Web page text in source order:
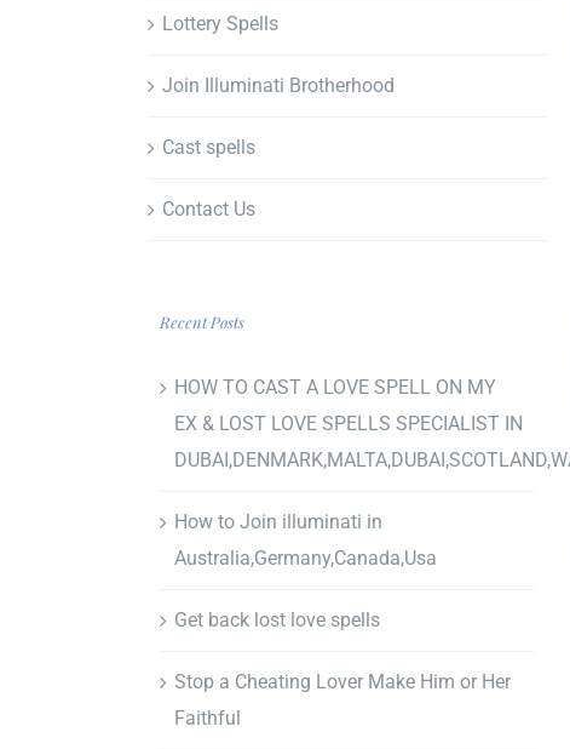
Lottery Spells
Join Illuminati Brotherhood
Cast spells
Contact Us
Recent Posts
HOW TO CAST A LOVE SPELL ON MY
EX & LOST LOVE SPELLS SPECIALIST IN
How to Join illuminati in
Australia,Germany,Canada,Usa
Get back lost love spells
Stop a Cheating Lover Make Him or Her
Faithful